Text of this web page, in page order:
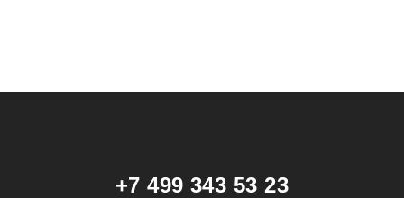
+7 499 343 53 23